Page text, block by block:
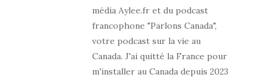
média Aylee.fr et du podcast
francophone "Parlons Canada",
votre podcast sur la vie au
Canada. J'ai quitté la France pour
m'installer au Canada depuis 2023